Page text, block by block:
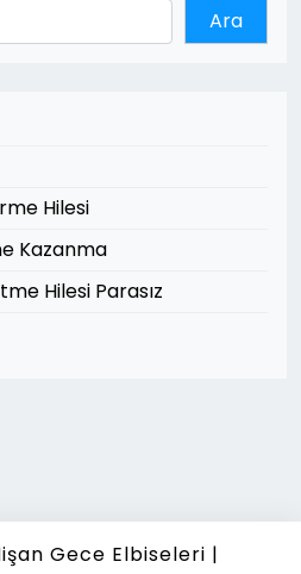
Ara
Hilesi
Kazanma
Hilesi Parasız
Gece Elbiseleri |